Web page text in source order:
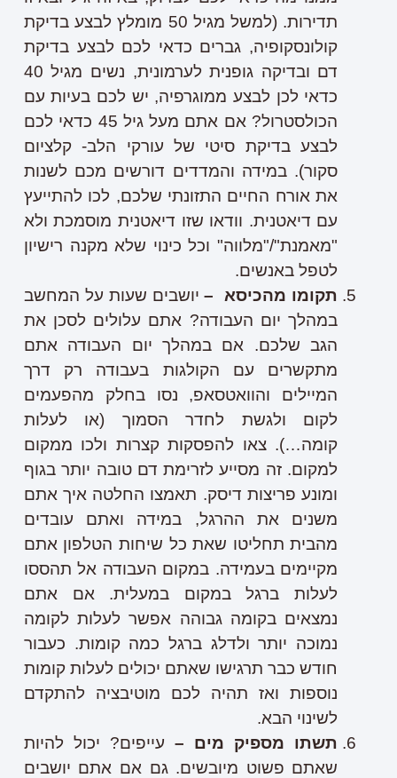
תדירות. (למשל מגיל 50 מומלץ לבצע בדיקת
קולונסקופיה, גברים כדאי לכם לבצע בדיקת
דם ובדיקה גופנית לערמונית, נשים מגיל 40
כדאי לכן לבצע ממוגרפיה, יש לכם בעיות עם
הכולסטרול? אם אתם מעל גיל 45 כדאי לכם
לבצע בדיקת סיטי של עורקי הלב- קלציום
סקור). במידה והמדדים דורשים מכם לשנות
את אורח החיים התזונתי שלכם, לכו להתייעץ
עם דיאטנית. וודאו שזו דיאטנית מוסמכת ולא
"מאמנת"/"מלווה" וכל כינוי שלא מקנה רישיון
לטפל באנשים.
תקומו מהכיסא – יושבים שעות על המחשב
במהלך יום העבודה? אתם עלולים לסכן את
הגב שלכם. אם במהלך יום העבודה אתם
מתקשרים עם הקולגות בעבודה רק דרך
המיילים והוואטסאפ, נסו בחלק מהפעמים
לקום ולגשת לחדר הסמוך (או לעלות
קומה…). צאו להפסקות קצרות ולכו ממקום
למקום. זה מסייע לזרימת דם טובה יותר בגוף
ומונע פריצות דיסק. תאמצו החלטה איך אתם
משנים את ההרגל, במידה ואתם עובדים
מהבית תחליטו שאת כל שיחות הטלפון אתם
מקיימים בעמידה. במקום העבודה אל תהססו
לעלות ברגל במקום במעלית. אם אתם
נמצאים בקומה גבוהה אפשר לעלות לקומה
נמוכה יותר ולדלג ברגל כמה קומות. כעבור
חודש כבר תרגישו שאתם יכולים לעלות קומות
נוספות ואז תהיה לכם מוטיבציה להתקדם
לשינוי הבא.
תשתו מספיק מים – עייפים? יכול להיות
שאתם פשוט מיובשים. גם אם אתם יושבים